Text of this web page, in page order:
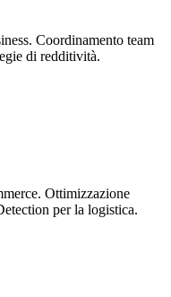
Coordinamento team
di redditività.
Ottimizzazione
per la logistica.